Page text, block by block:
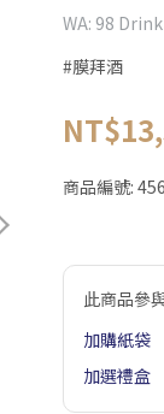
WA: 98
#膜拜酒
商品編號:
此商品參
加購紙袋
加選禮盒